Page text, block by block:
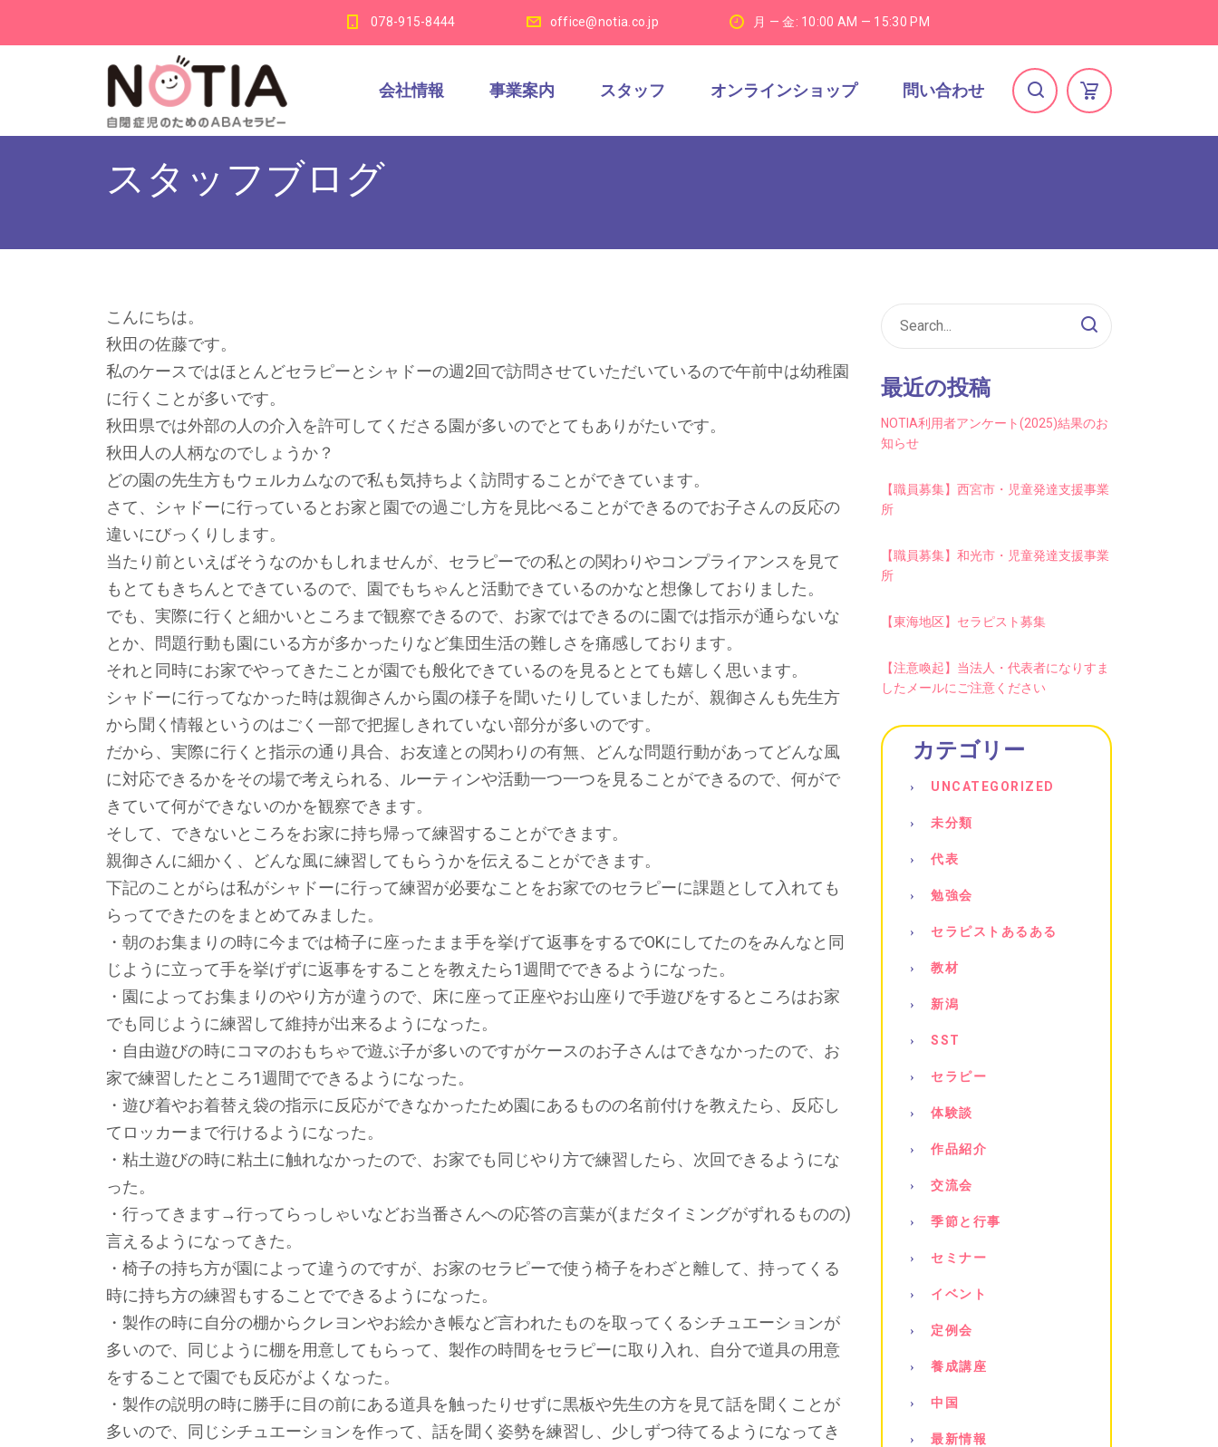
078-915-8444 office@notia.co.jp 月 — 金: 10:00 AM — 15:30 PM
会社情報 事業案内 スタッフ オンラインショップ 問い合わせ
スタッフブログ
こんにちは。
秋田の佐藤です。
私のケースではほとんどセラピーとシャドーの週2回で訪問させていただいているので午前中は幼稚園
に行くことが多いです。
秋田県では外部の人の介入を許可してくださる園が多いのでとてもありがたいです。
秋田人の人柄なのでしょうか？
どの園の先生方もウェルカムなので私も気持ちよく訪問することができています。
さて、シャドーに行っているとお家と園での過ごし方を見比べることができるのでお子さんの反応の
違いにびっくりします。
当たり前といえばそうなのかもしれませんが、セラピーでの私との関わりやコンプライアンスを見て
もとてもきちんとできているので、園でもちゃんと活動できているのかなと想像しておりました。
でも、実際に行くと細かいところまで観察できるので、お家ではできるのに園では指示が通らないな
とか、問題行動も園にいる方が多かったりなど集団生活の難しさを痛感しております。
それと同時にお家でやってきたことが園でも般化できているのを見るととても嬉しく思います。
シャドーに行ってなかった時は親御さんから園の様子を聞いたりしていましたが、親御さんも先生方
から聞く情報というのはごく一部で把握しきれていない部分が多いのです。
だから、実際に行くと指示の通り具合、お友達との関わりの有無、どんな問題行動があってどんな風
に対応できるかをその場で考えられる、ルーティンや活動一つ一つを見ることができるので、何がで
きていて何ができないのかを観察できます。
そして、できないところをお家に持ち帰って練習することができます。
親御さんに細かく、どんな風に練習してもらうかを伝えることができます。
下記のことがらは私がシャドーに行って練習が必要なことをお家でのセラピーに課題として入れても
らってできたのをまとめてみました。
・朝のお集まりの時に今までは椅子に座ったまま手を挙げて返事をするでOKにしてたのをみんなと同
じように立って手を挙げずに返事をすることを教えたら1週間でできるようになった。
・園によってお集まりのやり方が違うので、床に座って正座やお山座りで手遊びをするところはお家
でも同じように練習して維持が出来るようになった。
・自由遊びの時にコマのおもちゃで遊ぶ子が多いのですがケースのお子さんはできなかったので、お
家で練習したところ1週間でできるようになった。
・遊び着やお着替え袋の指示に反応ができなかったため園にあるものの名前付けを教えたら、反応し
てロッカーまで行けるようになった。
・粘土遊びの時に粘土に触れなかったので、お家でも同じやり方で練習したら、次回できるようにな
った。
・行ってきます→行ってらっしゃいなどお当番さんへの応答の言葉が(まだタイミングがずれるものの)
言えるようになってきた。
・椅子の持ち方が園によって違うのですが、お家のセラピーで使う椅子をわざと離して、持ってくる
時に持ち方の練習もすることでできるようになった。
・製作の時に自分の棚からクレヨンやお絵かき帳など言われたものを取ってくるシチュエーションが
多いので、同じように棚を用意してもらって、製作の時間をセラピーに取り入れ、自分で道具の用意
をすることで園でも反応がよくなった。
・製作の説明の時に勝手に目の前にある道具を触ったりせずに黒板や先生の方を見て話を聞くことが
多いので、同じシチュエーションを作って、話を聞く姿勢を練習し、少しずつ待てるようになってき
最近の投稿
NOTIA利用者アンケート(2025)結果のお
知らせ
【職員募集】西宮市・児童発達支援事業
所
【職員募集】和光市・児童発達支援事業
所
【東海地区】セラピスト募集
【注意喚起】当法人・代表者になりすま
したメールにご注意ください
カテゴリー
UNCATEGORIZED
未分類
代表
勉強会
セラピストあるある
教材
新潟
SST
セラピー
体験談
作品紹介
交流会
季節と行事
セミナー
イベント
定例会
養成講座
中国
最新情報